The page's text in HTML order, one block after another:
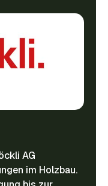
AG
im Holzbau.